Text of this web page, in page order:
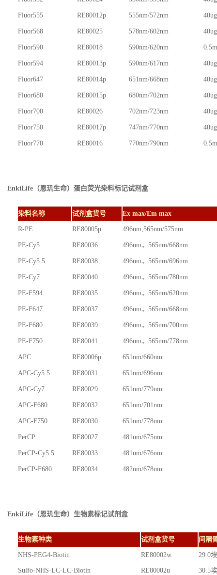
Fluor555 RE80012p 555nm/572nm
Fluor568 RE80025 578nm/602nm
Fluor590 RE80018 590nm/620nm
Fluor594 RE80013p 590nm/617nm
Fluor647 RE80014p 651nm/668nm
Fluor680 RE80015p 680nm/702nm
Fluor700 RE80026 702nm/723nm
Fluor750 RE80017p 747nm/770nm
Fluor770 RE80016 770nm/790nm
EnkiLife（恩玑生命） 蛋白荧光染料标记试剂盒
染料名称 试剂盒货号 Ex max/Em max
R-PE RE80005p 496nm,565nm/575nm
PE-Cy5 RE80036 496nm，565nm/668nm
PE-Cy5.5 RE80038 496nm，565nm/696nm
PE-Cy7 RE80040 496nm，565nm/780nm
PE-F594 RE80035 496nm，565nm/620nm
PE-F647 RE80037 496nm，565nm/668nm
PE-F680 RE80039 496nm，565nm/700nm
PE-F750 RE80041 496nm，565nm/778nm
APC RE80006p 651nm/660nm
APC-Cy5.5 RE80031 651nm/696nm
APC-Cy7 RE80029 651nm/779nm
APC-F680 RE80032 651nm/701nm
APC-F750 RE80030 651nm/778nm
PerCP RE80027 481nm/675nm
PerCP-Cy5.5 RE80033 481nm/676nm
PerCP-F680 RE80034 482nm/678nm
EnkiLife（恩玑生命） 生物素标记试剂盒
生物素种类 试剂盒货号 间隔
NHS-PEG4-Biotin RE80002w 29.0埃
Sulfo-NHS-LC-LC-Biotin RE80002u 30.5埃